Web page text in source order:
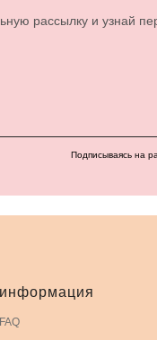
рассылку и узнай
Подписываясь на
информация
FAQ